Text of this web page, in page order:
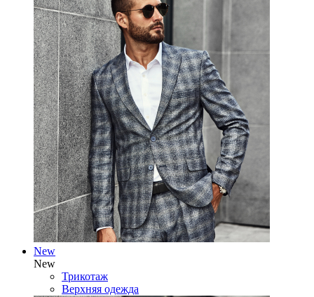
New
New
Трикотаж
Верхняя одежда